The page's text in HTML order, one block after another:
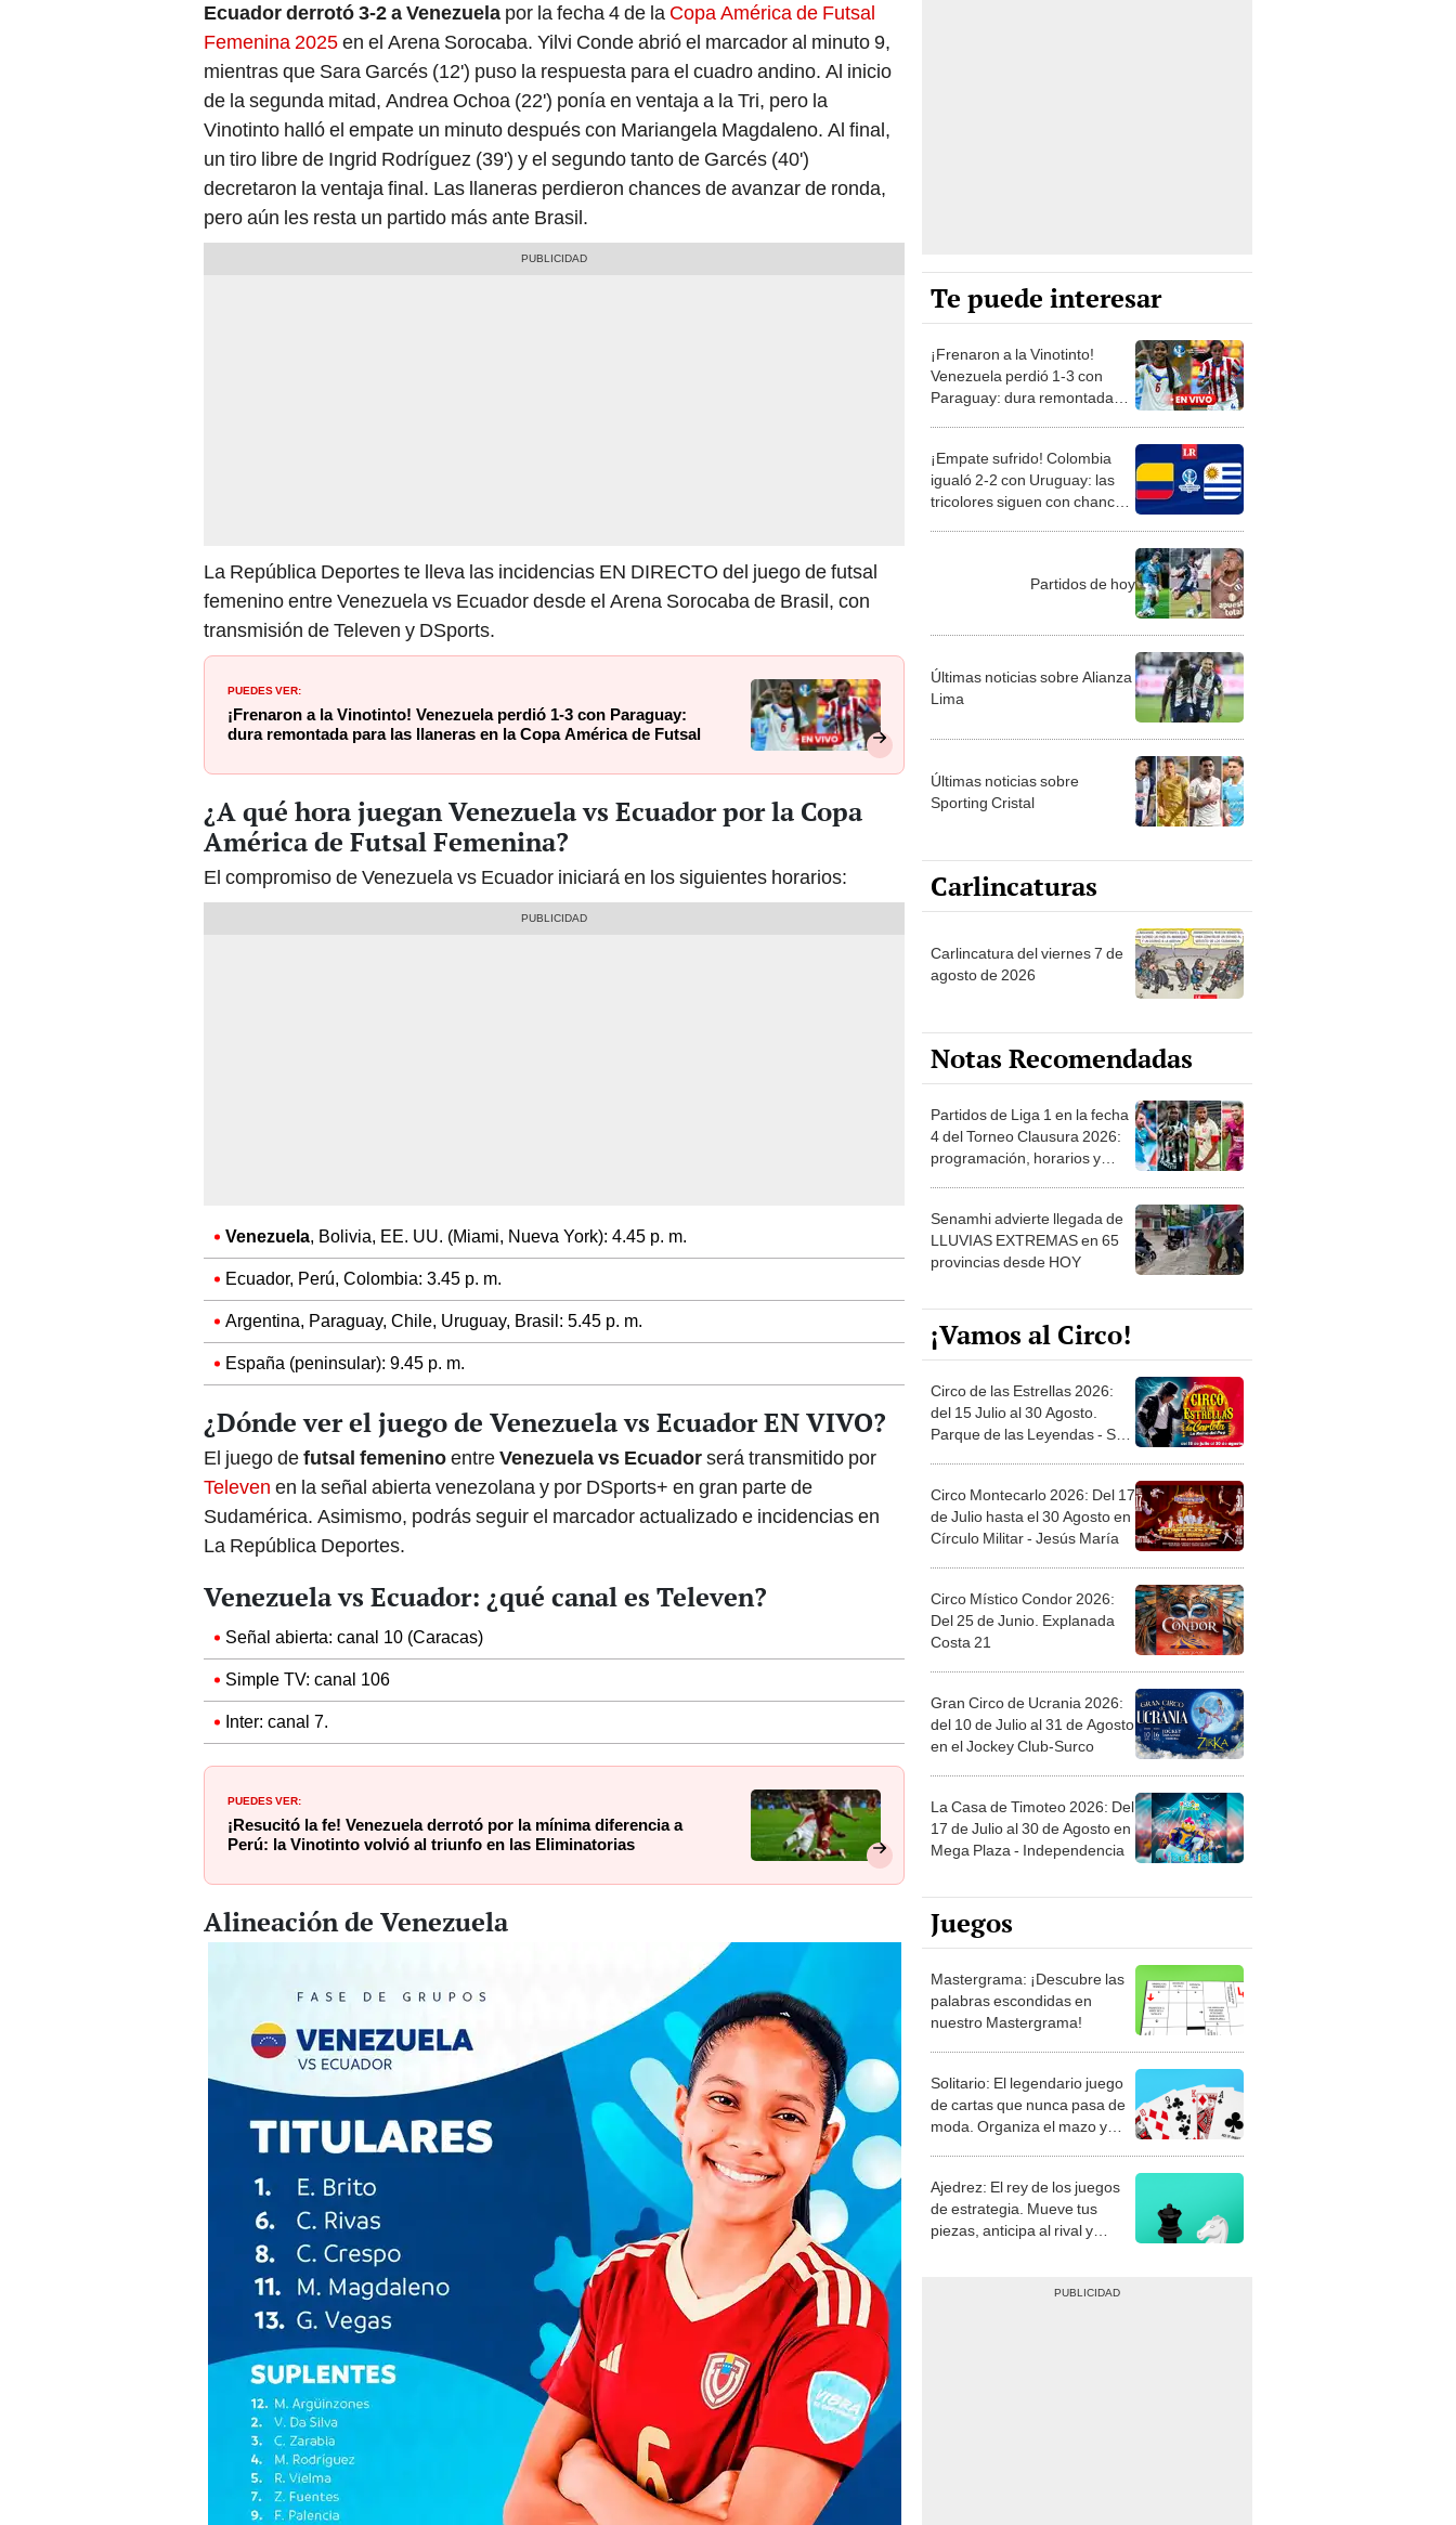
Ecuador derrotó 3-2 a Venezuela por la fecha 4 de la Copa América de Futsal
Femenina 2025en el Arena Sorocaba. Yilvi Conde abrió el marcador al minuto 9,
mientras que Sara Garcés (12') puso la respuesta para el cuadro andino. Al inicio
de la segunda mitad, Andrea Ochoa (22') ponía en ventaja a la Tri, pero la
Vinotinto halló el empate un minuto después con Mariangela Magdaleno. Al final,
un tiro libre de Ingrid Rodríguez (39') y el segundo tanto de Garcés (40')
decretaron la ventaja final. Las llaneras perdieron chances de avanzar de ronda,
pero aún les resta un partido más ante Brasil.
La República Deportes te lleva las incidencias EN DIRECTO del juego de futsal
femenino entre Venezuela vs Ecuador desde el Arena Sorocaba de Brasil, con
transmisión de Televen y DSports.
PUEDES VER:
¡Frenaron a la Vinotinto! Venezuela perdió 1-3 con Paraguay:
dura remontada para las llaneras en la Copa América de Futsal
¿A qué hora juegan Venezuela vs Ecuador por la Copa
América de Futsal Femenina?
El compromiso de Venezuela vs Ecuador iniciará en los siguientes horarios:
Venezuela, Bolivia, EE. UU. (Miami, Nueva York): 4.45 p. m.
Ecuador, Perú, Colombia: 3.45 p. m.
Argentina, Paraguay, Chile, Uruguay, Brasil: 5.45 p. m.
España (peninsular): 9.45 p. m.
¿Dónde ver el juego de Venezuela vs Ecuador EN VIVO?
El juego defutsal femeninoentreVenezuela vs Ecuadorserá transmitido por
Televen en la señal abierta venezolana y por DSports+ en gran parte de
Sudamérica. Asimismo, podrás seguir el marcador actualizado e incidencias en
La República Deportes.
Venezuela vs Ecuador: ¿qué canal es Televen?
Señal abierta: canal 10 (Caracas)
Simple TV: canal 106
Inter: canal 7.
PUEDES VER:
¡Resucitó la fe! Venezuela derrotó por la mínima diferencia a
Perú: la Vinotinto volvió al triunfo en las Eliminatorias
Alineación de Venezuela
Te puede interesar
¡Frenaron a la Vinotinto!
Venezuela perdió 1-3 con
Paraguay: dura remontada
¡Empate sufrido! Colombia
igualó 2-2 con Uruguay: las
tricolores siguen con chances
Partidos de hoy
Últimas noticias sobre Alianza
Lima
Últimas noticias sobre
Sporting Cristal
Carlincaturas
Carlincatura del viernes 7 de
agosto de 2026
Notas Recomendadas
Partidos de Liga 1 en la fecha
4 del Torneo Clausura 2026:
programación, horarios y
Senamhi advierte llegada de
LLUVIAS EXTREMAS en 65
provincias desde HOY
¡Vamos al Circo!
Circo de las Estrellas 2026:
del 15 Julio al 30 Agosto.
Parque de las Leyendas - San
Circo Montecarlo 2026: Del 17
de Julio hasta el 30 Agosto en
Círculo Militar - Jesús María
Circo Místico Condor 2026:
Del 25 de Junio. Explanada
Costa 21
Gran Circo de Ucrania 2026:
del 10 de Julio al 31 de Agosto
en el Jockey Club-Surco
La Casa de Timoteo 2026: Del
17 de Julio al 30 de Agosto en
Mega Plaza - Independencia
Juegos
Mastergrama: ¡Descubre las
palabras escondidas en
nuestro Mastergrama!
Solitario: El legendario juego
de cartas que nunca pasa de
moda. Organiza el mazo y
Ajedrez: El rey de los juegos
de estrategia. Mueve tus
piezas, anticipa al rival y